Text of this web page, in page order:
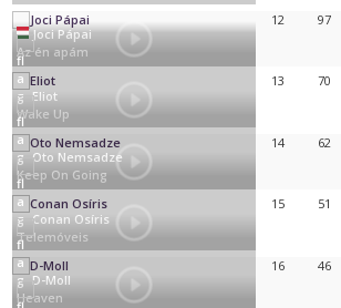
Joci Pápai
Az én apám
12 97
Eliot
Wake Up
13 70
Oto Nemsadze
Keep On Going
14 62
Conan Osíris
Telemóveis
15 51
D-Moll
Heaven
16 46